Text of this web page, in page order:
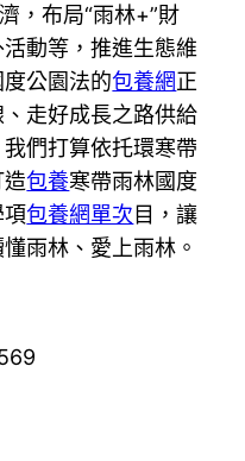
，布局“雨林+”財
動等，推進生態維
公園法的包養網正
走好成長之路供給
們打算依托環寒帶
造包養寒帶雨林國度
項包養網單次目，讓
雨林、愛上雨林。